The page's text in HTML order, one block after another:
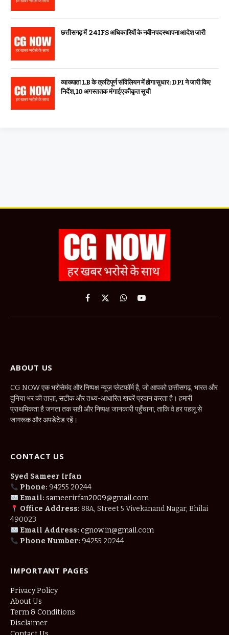
छत्तीसगढ़ में 24 IFS अधिकारियों के नवीन पदस्थापना आदेश जारी
व्याख्याता LB के त्रुटिपूर्ण संविलियन में होगा सुधार: DPI ने जारी किए
निर्देश, 10 अगस्त तक मंगाई एकीकृत सूची
Facebook
X
WhatsApp
YouTube
ABOUT US
CG NOW एक भरोसेमंद और निष्पक्ष न्यूज़ प्लेटफॉर्म है, जो आपको छत्तीसगढ़, भारत और
दुनिया भर की ताज़ा, सटीक और तथ्य-आधारित खबरें प्रदान करता है। हमारी
प्राथमिकता है जनता तक सही और निष्पक्ष जानकारी पहुँचाना, ताकि वे हर पहलू से
जागरूक और अपडेटेड रहें।
CONTACT US
Syed Sameer Irfan
Phone: 94255 20244
Email: sameerirfan2009@gmail.com
Office Address: 88A, Street 5 Vivekanand Nagar, Bhilai
490023
Email Address: cgnow.in@gmail.com
Phone Number: 94255 20244
IMPORTANT PAGES
Privacy Policy
About Us
Term & Conditions
Disclaimer